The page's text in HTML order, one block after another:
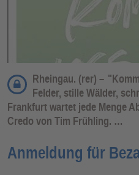
Rheingau. (rer) –
Felder, stille Wälder,
Frankfurt wartet jede Menge
Credo von Tim Frühling. …
Anmeldung für